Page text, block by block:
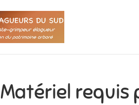
Matériel requis